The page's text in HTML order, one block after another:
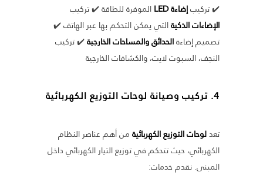
✔️ تركيبإضاءة LED
الموفرة للطاقة ✔️ تركيب
الإضاءات الذكيةالتي يمكن التحكم بها عبر الهاتف ✔️
تصميم إضاءةالحدائق والمساحات الخارجية✔️ تركيب
النجف، السبوت لايت، والكشافات الخارجية
4. تركيب وصيانة لوحات التوزيع الكهربائية
تعدلوحات التوزيع الكهربائيةمن أهم عناصر النظام
الكهربائي، حيث تتحكم في توزيع التيار الكهربائي داخل
المبنى. نقدم خدمات: